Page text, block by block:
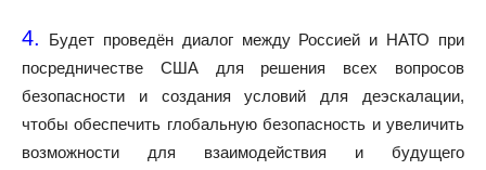
4.
Будет проведён диалог между Россией и НАТО при
посредничестве США для решения всех вопросов
безопасности и создания условий для деэскалации,
чтобы обеспечить глобальную безопасность и увеличить
возможности для взаимодействия и будущего